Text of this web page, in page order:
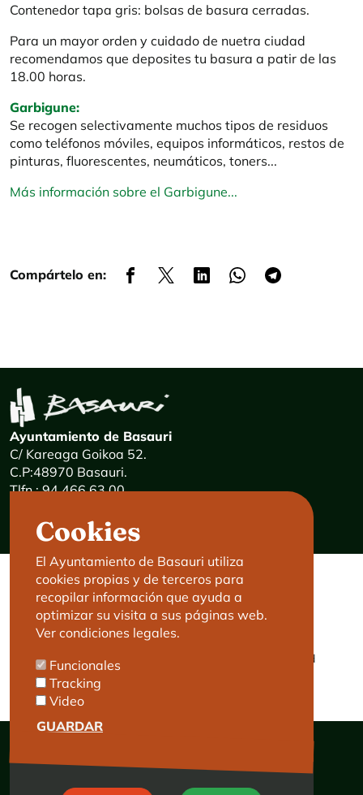
Contenedor tapa gris: bolsas de basura cerradas.
Para un mayor orden y cuidado de nuetra ciudad
recomendamos que deposites tu basura a patir de las
18.00 horas.
Garbigune:
Se recogen selectivamente muchos tipos de residuos
como teléfonos móviles, equipos informáticos, restos de
pinturas, fluorescentes, neumáticos, toners...
Más información sobre el Garbigune...
Compártelo en:
Cookies
El Ayuntamiento de Basauri utiliza
cookies propias y de terceros para
recopilar información que ayuda a
optimizar su visita a sus páginas web.
Ver condiciones legales.
Funcionales
Tracking
Video
GUARDAR
Ayuntamiento de Basauri
C/ Kareaga Goikoa 52.
C.P:48970 Basauri.
Tlfn.: 94 466 63 00
E-mail: haz@basauri.eus
CONTACTO
Basauri le atiende
Cita previa
LEGAL
Aviso legal
Política de privacidad